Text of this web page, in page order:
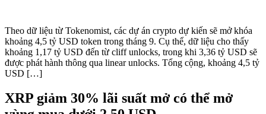
Theo dữ liệu từ Tokenomist, các dự án crypto dự kiến sẽ mở khóa
khoảng 4,5 tỷ USD token trong tháng 9. Cụ thể, dữ liệu cho thấy
khoảng 1,17 tỷ USD đến từ cliff unlocks, trong khi 3,36 tỷ USD sẽ
được phát hành thông qua linear unlocks. Tổng cộng, khoảng 4,5 tỷ
USD […]
XRP giảm 30% lãi suất mở có thể mở